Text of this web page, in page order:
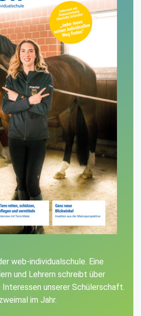
web-individualschule. Eine
und Lehrern schreibt über
Interessen unserer Schülerschaft.
im Jahr.